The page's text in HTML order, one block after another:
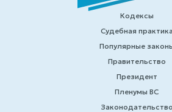
Кодексы
Судебная практика
Популярные
Правительство
Президент
Пленумы ВС
Законодательство